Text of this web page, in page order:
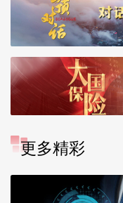
更多精彩